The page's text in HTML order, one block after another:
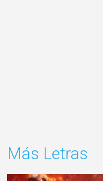
Más Letras